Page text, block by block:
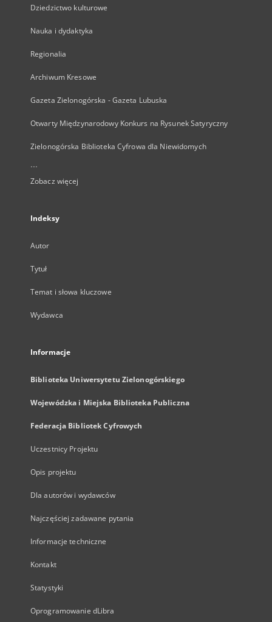
Dziedzictwo kulturowe
Nauka i dydaktyka
Regionalia
Archiwum Kresowe
Gazeta Zielonogórska - Gazeta Lubuska
Otwarty Międzynarodowy Konkurs na Rysunek Satyryczny
Zielonogórska Biblioteka Cyfrowa dla Niewidomych
...
Zobacz więcej
Indeksy
Autor
Tytuł
Temat i słowa kluczowe
Wydawca
Informacje
Biblioteka Uniwersytetu Zielonogórskiego
Wojewódzka i Miejska Biblioteka Publiczna
Federacja Bibliotek Cyfrowych
Uczestnicy Projektu
Opis projektu
Dla autorów i wydawców
Najczęściej zadawane pytania
Informacje techniczne
Kontakt
Statystyki
Oprogramowanie dLibra